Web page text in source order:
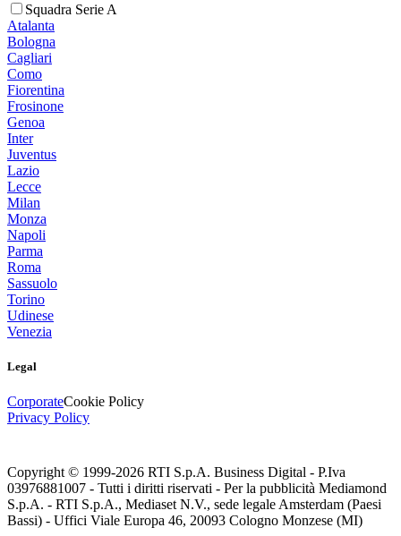
Squadra Serie A
Atalanta
Bologna
Cagliari
Como
Fiorentina
Frosinone
Genoa
Inter
Juventus
Lazio
Lecce
Milan
Monza
Napoli
Parma
Roma
Sassuolo
Torino
Udinese
Venezia
Legal
CorporateCookie Policy
Privacy Policy
Copyright © 1999-2026 RTI S.p.A. Business Digital - P.Iva
03976881007 - Tutti i diritti riservati - Per la pubblicità Mediamond
S.p.A. - RTI S.p.A., Mediaset N.V., sede legale Amsterdam (Paesi
Bassi) - Uffici Viale Europa 46, 20093 Cologno Monzese (MI)